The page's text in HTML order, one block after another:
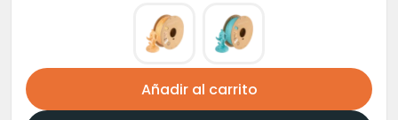
Añadir al carrito